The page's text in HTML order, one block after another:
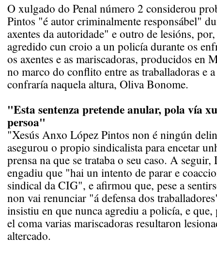
O xulgado do Penal número 2 considerou
Pintos "é autor criminalmente responsábel"
axentes da autoridade" e outro de lesións,
agredido cun croio a un policía durante os
os axentes e as mariscadoras, producidos en
no marco do conflito entre as traballadoras e
confraría naquela altura, Oliva Bonome.
"Esta sentenza pretende anular, pola vía
persoa"
"Xesús Anxo López Pintos non é ningún
asegurou o propio sindicalista para encetar
prensa na que se trataba o seu caso. A
engadiu que "hai un intento de parar e
sindical da CIG", e afirmou que, pese a
non vai renunciar "á defensa dos
insistiu en que nunca agrediu a policía, e
el coma varias mariscadoras resultaron
altercado.